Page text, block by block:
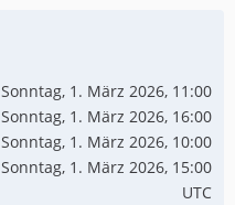
Sonntag, 1. März 2026, 11:00
Sonntag, 1. März 2026, 16:00
Sonntag, 1. März 2026, 10:00
Sonntag, 1. März 2026, 15:00
UTC